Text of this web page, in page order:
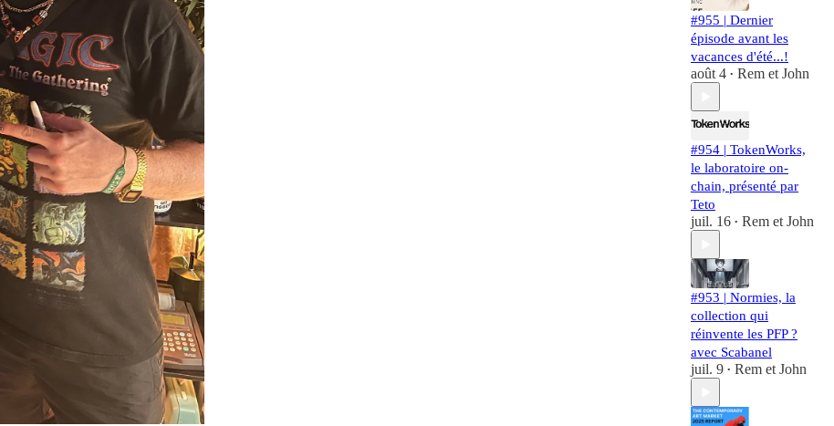
#955 | Dernier
épisode avant les
vacances d'été...!
août 4 • Rem et John
#954 | TokenWorks,
le laboratoire on-
chain, présenté par
Teto
juil. 16 • Rem et John
#953 | Normies, la
collection qui
réinvente les PFP ?
avec Scabanel
juil. 9 • Rem et John